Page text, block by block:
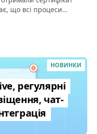
що всі процеси
НОВИНКИ
регулярні
чат-